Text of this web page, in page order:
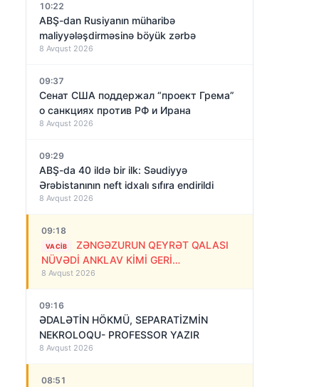
10:22
ABŞ-dan Rusiyanın müharibə
maliyyələşdirməsinə böyük zərbə
8 Avqust 2026
09:37
Сенат США поддержал “проект Грема”
о санкциях против РФ и Ирана
8 Avqust 2026
09:29
ABŞ-da 40 ildə bir ilk: Səudiyyə
Ərəbistanının neft idxalı sıfıra endirildi
8 Avqust 2026
09:18
VACIB
ZƏNGƏZURUN QEYRƏT QALASI
NÜVƏDİ ANKLAV KİMİ GERİ
QAYTARILMALIDIR!
8 Avqust 2026
09:16
ƏDALƏTİN HÖKMÜ, SEPARATİZMİN
NEKROLOQU- PROFESSOR YAZIR
8 Avqust 2026
08:51